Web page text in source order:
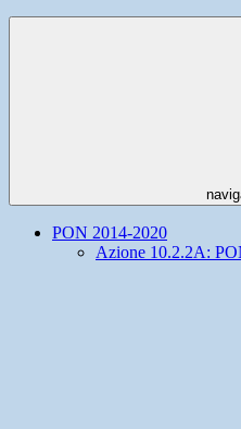
PON 2014-2020
Azione 10.2.2A: